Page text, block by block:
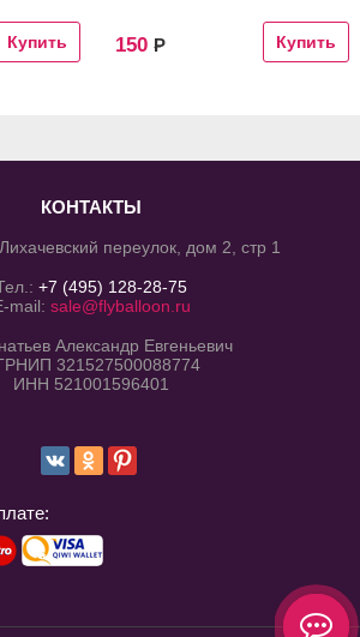
150 Р
КОНТАКТЫ
переулок, дом 2, стр 1
+7 (495) 128-28-75
mail: sale@flyballoon.ru
Александр Евгеньевич
321527500088774
ИНН 521001596401